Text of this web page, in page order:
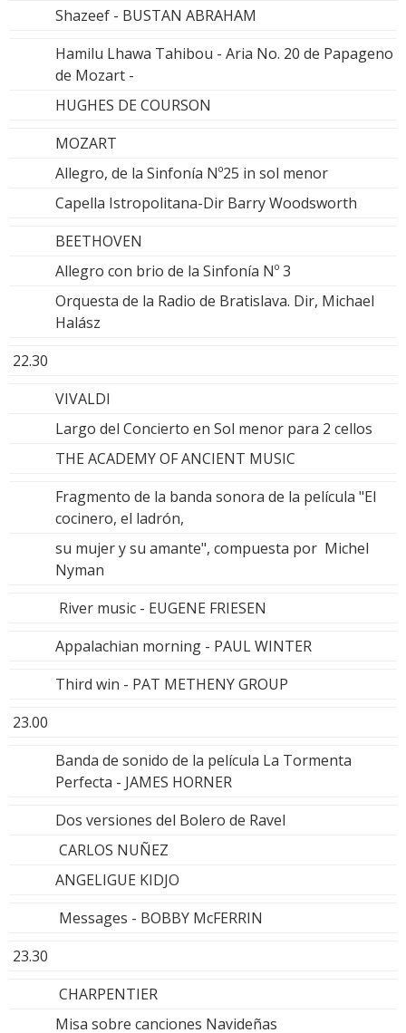
Shazeef - BUSTAN ABRAHAM
Hamilu Lhawa Tahibou - Aria No. 20 de Papageno
de Mozart -
HUGHES DE COURSON
MOZART
Allegro, de la Sinfonía Nº25 in sol menor
Capella Istropolitana-Dir Barry Woodsworth
BEETHOVEN
Allegro con brio de la Sinfonía Nº 3
Orquesta de la Radio de Bratislava. Dir, Michael
Halász
22.30
VIVALDI
Largo del Concierto en Sol menor para 2 cellos
THE ACADEMY OF ANCIENT MUSIC
Fragmento de la banda sonora de la película "El
cocinero, el ladrón,
su mujer y su amante", compuesta por Michel
Nyman
River music - EUGENE FRIESEN
Appalachian morning - PAUL WINTER
Third win - PAT METHENY GROUP
23.00
Banda de sonido de la película La Tormenta
Perfecta - JAMES HORNER
Dos versiones del Bolero de Ravel
CARLOS NUÑEZ
ANGELIGUE KIDJO
Messages - BOBBY McFERRIN
23.30
CHARPENTIER
Misa sobre canciones Navideñas